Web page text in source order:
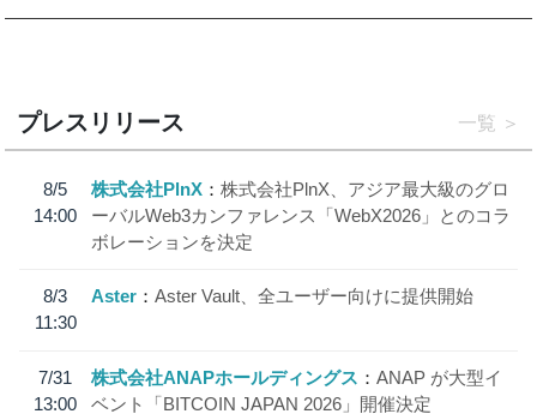
プレスリリース 一覧
8/5
14:00
株式会社PlnX
株式会社PlnX、アジア最大級のグロ
ーバルWeb3カンファレンス「WebX2026」とのコラ
ボレーションを決定
8/3
11:30
Aster Aster Vault、全ユーザー向けに提供開始
7/31
13:00
株式会社ANAPホールディングス
ANAP が大型イ
ベント「BITCOIN JAPAN 2026」開催決定